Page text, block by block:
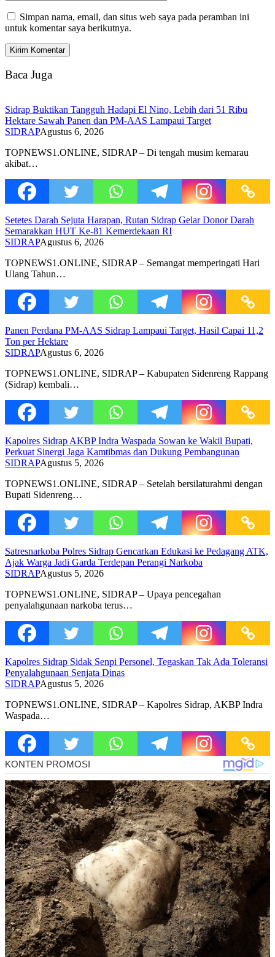
Simpan nama, email, dan situs web saya pada peramban ini
untuk komentar saya berikutnya.
Baca Juga
Sidrap Buktikan Tangguh Hadapi El Nino, Lebih dari 51 Ribu
Hektare Sawah Panen dan PM-AAS Lampaui Target
SIDRAPAgustus 6, 2026
TOPNEWS1.ONLINE, SIDRAP – Di tengah musim kemarau
akibat…
Setetes Darah Sejuta Harapan, Rutan Sidrap Gelar Donor Darah
Semarakkan HUT Ke-81 Kemerdekaan RI
SIDRAPAgustus 6, 2026
TOPNEWS1.ONLINE, SIDRAP – Semangat memperingati Hari
Ulang Tahun…
Panen Perdana PM-AAS Sidrap Lampaui Target, Hasil Capai 11,2
Ton per Hektare
SIDRAPAgustus 6, 2026
TOPNEWS1.ONLINE, SIDRAP – Kabupaten Sidenreng Rappang
(Sidrap) kembali…
Kapolres Sidrap AKBP Indra Waspada Sowan ke Wakil Bupati,
Perkuat Sinergi Jaga Kamtibmas dan Dukung Pembangunan
SIDRAPAgustus 5, 2026
TOPNEWS1.ONLINE, SIDRAP – Setelah bersilaturahmi dengan
Bupati Sidenreng…
Satresnarkoba Polres Sidrap Gencarkan Edukasi ke Pedagang ATK,
Ajak Warga Jadi Garda Terdepan Perangi Narkoba
SIDRAPAgustus 5, 2026
TOPNEWS1.ONLINE, SIDRAP – Upaya pencegahan
penyalahgunaan narkoba terus…
Kapolres Sidrap Sidak Senpi Personel, Tegaskan Tak Ada Toleransi
Penyalahgunaan Senjata Dinas
SIDRAPAgustus 5, 2026
TOPNEWS1.ONLINE, SIDRAP – Kapolres Sidrap, AKBP Indra
Waspada…